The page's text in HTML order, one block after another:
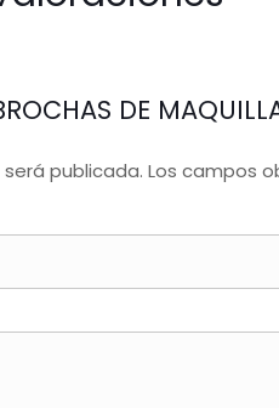
DE
publicada. Los campos